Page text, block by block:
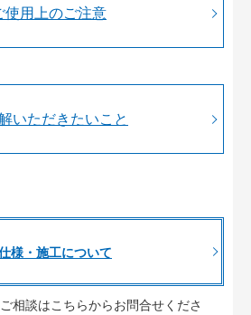
使用上のご注意
いただきたいこと
様・施工について
相談はこちらからお問合せくださ